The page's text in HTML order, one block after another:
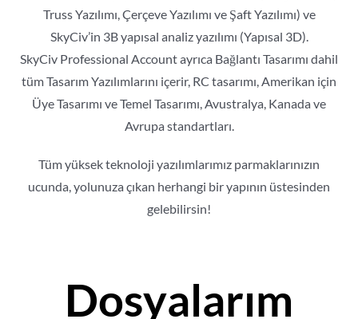
Truss Yazılımı, Çerçeve Yazılımı ve Şaft Yazılımı) ve
SkyCiv’in 3B yapısal analiz yazılımı (Yapısal 3D).
SkyCiv Professional Account ayrıca Bağlantı Tasarımı dahil
tüm Tasarım Yazılımlarını içerir, RC tasarımı, Amerikan için
Üye Tasarımı ve Temel Tasarımı, Avustralya, Kanada ve
Avrupa standartları.
Tüm yüksek teknoloji yazılımlarımız parmaklarınızın
ucunda, yolunuza çıkan herhangi bir yapının üstesinden
gelebilirsin!
Dosyalarım